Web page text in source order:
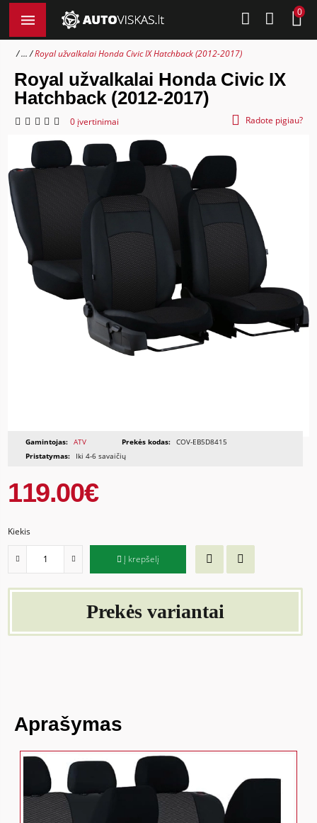
0
... Royal užvalkalai Honda Civic IX Hatchback (2012-2017)
Royal užvalkalai Honda Civic IX
Hatchback (2012-2017)
0 įvertinimai Radote pigiau?
Gamintojas: ATV Prekės kodas: COV-EB5D8415
Pristatymas:
Iki 4-6 savaičių
119.00€
Kiekis
Į krepšelį
Prekės variantai
Aprašymas